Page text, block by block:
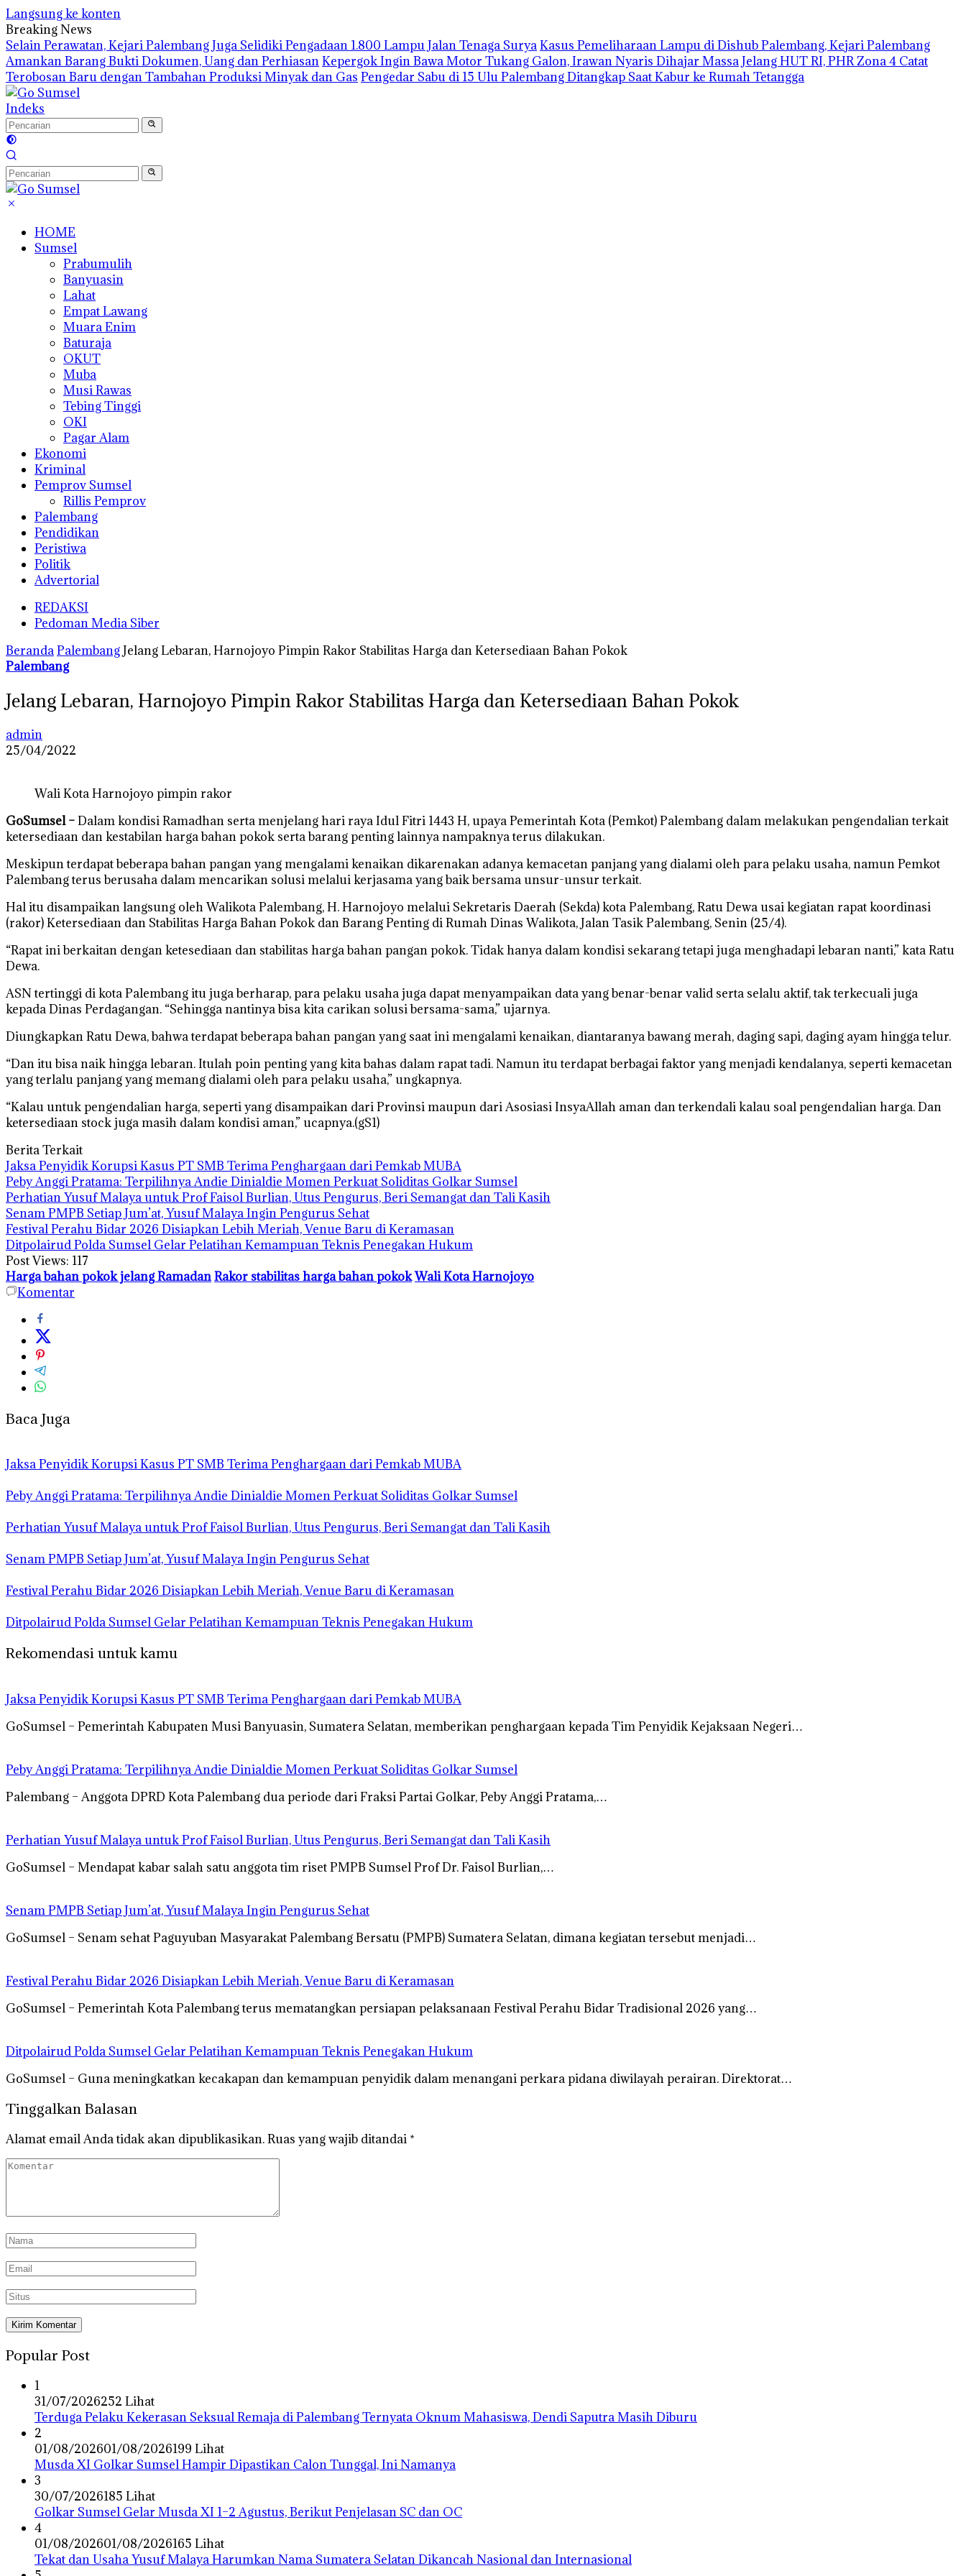
Langsung ke konten
Breaking News
Selain Perawatan, Kejari Palembang Juga Selidiki Pengadaan 1.800 Lampu Jalan Tenaga SuryaKasus Pemeliharaan Lampu di Dishub Palembang, Kejari Palembang
Amankan Barang Bukti Dokumen, Uang dan PerhiasanKepergok Ingin Bawa Motor Tukang Galon, Irawan Nyaris Dihajar MassaJelang HUT RI, PHR Zona 4 Catat
Terobosan Baru dengan Tambahan Produksi Minyak dan Gas Pengedar Sabu di 15 Ulu Palembang Ditangkap Saat Kabur ke Rumah Tetangga
Indeks
HOME
Sumsel
Prabumulih
Banyuasin
Lahat
Empat Lawang
Muara Enim
Baturaja
OKUT
Muba
Musi Rawas
Tebing Tinggi
OKI
Pagar Alam
Ekonomi
Kriminal
Pemprov Sumsel
Rillis Pemprov
Palembang
Pendidikan
Peristiwa
Politik
Advertorial
REDAKSI
Pedoman Media Siber
BerandaPalembangJelang Lebaran, Harnojoyo Pimpin Rakor Stabilitas Harga dan Ketersediaan Bahan Pokok
Palembang
Jelang Lebaran, Harnojoyo Pimpin Rakor Stabilitas Harga dan Ketersediaan Bahan Pokok
admin
25/04/2022
Wali Kota Harnojoyo pimpin rakor
GoSumsel –Dalam kondisi Ramadhan serta menjelang hari raya Idul Fitri 1443 H, upaya Pemerintah Kota (Pemkot) Palembang dalam melakukan pengendalian terkait
ketersediaan dan kestabilan harga bahan pokok serta barang penting lainnya nampaknya terus dilakukan.
Meskipun terdapat beberapa bahan pangan yang mengalami kenaikan dikarenakan adanya kemacetan panjang yang dialami oleh para pelaku usaha, namun Pemkot
Palembang terus berusaha dalam mencarikan solusi melalui kerjasama yang baik bersama unsur-unsur terkait.
Hal itu disampaikan langsung oleh Walikota Palembang, H. Harnojoyo melalui Sekretaris Daerah (Sekda) kota Palembang, Ratu Dewa usai kegiatan rapat koordinasi
(rakor) Ketersediaan dan Stabilitas Harga Bahan Pokok dan Barang Penting di Rumah Dinas Walikota, Jalan Tasik Palembang, Senin (25/4).
“Rapat ini berkaitan dengan ketesediaan dan stabilitas harga bahan pangan pokok. Tidak hanya dalam kondisi sekarang tetapi juga menghadapi lebaran nanti,” kata Ratu
Dewa.
ASN tertinggi di kota Palembang itu juga berharap, para pelaku usaha juga dapat menyampaikan data yang benar-benar valid serta selalu aktif, tak terkecuali juga
kepada Dinas Perdagangan. “Sehingga nantinya bisa kita carikan solusi bersama-sama,” ujarnya.
Diungkapkan Ratu Dewa, bahwa terdapat beberapa bahan pangan yang saat ini mengalami kenaikan, diantaranya bawang merah, daging sapi, daging ayam hingga telur.
“Dan itu bisa naik hingga lebaran. Itulah poin penting yang kita bahas dalam rapat tadi. Namun itu terdapat berbagai faktor yang menjadi kendalanya, seperti kemacetan
yang terlalu panjang yang memang dialami oleh para pelaku usaha,” ungkapnya.
“Kalau untuk pengendalian harga, seperti yang disampaikan dari Provinsi maupun dari Asosiasi InsyaAllah aman dan terkendali kalau soal pengendalian harga. Dan
ketersediaan stock juga masih dalam kondisi aman,” ucapnya.(gS1)
Berita Terkait
Jaksa Penyidik Korupsi Kasus PT SMB Terima Penghargaan dari Pemkab MUBA
Peby Anggi Pratama: Terpilihnya Andie Dinialdie Momen Perkuat Soliditas Golkar Sumsel
Perhatian Yusuf Malaya untuk Prof Faisol Burlian, Utus Pengurus, Beri Semangat dan Tali Kasih
Senam PMPB Setiap Jum’at, Yusuf Malaya Ingin Pengurus Sehat
Festival Perahu Bidar 2026 Disiapkan Lebih Meriah, Venue Baru di Keramasan
Ditpolairud Polda Sumsel Gelar Pelatihan Kemampuan Teknis Penegakan Hukum
Post Views: 117
Harga bahan pokok jelang RamadanRakor stabilitas harga bahan pokokWali Kota Harnojoyo
Komentar
Baca Juga
Jaksa Penyidik Korupsi Kasus PT SMB Terima Penghargaan dari Pemkab MUBA
Peby Anggi Pratama: Terpilihnya Andie Dinialdie Momen Perkuat Soliditas Golkar Sumsel
Perhatian Yusuf Malaya untuk Prof Faisol Burlian, Utus Pengurus, Beri Semangat dan Tali Kasih
Senam PMPB Setiap Jum’at, Yusuf Malaya Ingin Pengurus Sehat
Festival Perahu Bidar 2026 Disiapkan Lebih Meriah, Venue Baru di Keramasan
Ditpolairud Polda Sumsel Gelar Pelatihan Kemampuan Teknis Penegakan Hukum
Rekomendasi untuk kamu
Jaksa Penyidik Korupsi Kasus PT SMB Terima Penghargaan dari Pemkab MUBA
GoSumsel – Pemerintah Kabupaten Musi Banyuasin, Sumatera Selatan, memberikan penghargaan kepada Tim Penyidik Kejaksaan Negeri…
Peby Anggi Pratama: Terpilihnya Andie Dinialdie Momen Perkuat Soliditas Golkar Sumsel
Palembang – Anggota DPRD Kota Palembang dua periode dari Fraksi Partai Golkar, Peby Anggi Pratama,…
Perhatian Yusuf Malaya untuk Prof Faisol Burlian, Utus Pengurus, Beri Semangat dan Tali Kasih
GoSumsel – Mendapat kabar salah satu anggota tim riset PMPB Sumsel Prof Dr. Faisol Burlian,…
Senam PMPB Setiap Jum’at, Yusuf Malaya Ingin Pengurus Sehat
GoSumsel – Senam sehat Paguyuban Masyarakat Palembang Bersatu (PMPB) Sumatera Selatan, dimana kegiatan tersebut menjadi…
Festival Perahu Bidar 2026 Disiapkan Lebih Meriah, Venue Baru di Keramasan
GoSumsel – Pemerintah Kota Palembang terus mematangkan persiapan pelaksanaan Festival Perahu Bidar Tradisional 2026 yang…
Ditpolairud Polda Sumsel Gelar Pelatihan Kemampuan Teknis Penegakan Hukum
GoSumsel – Guna meningkatkan kecakapan dan kemampuan penyidik dalam menangani perkara pidana diwilayah perairan. Direktorat…
Tinggalkan Balasan
Alamat email Anda tidak akan dipublikasikan.Ruas yang wajib ditandai *
Popular Post
1
31/07/2026252 Lihat
Terduga Pelaku Kekerasan Seksual Remaja di Palembang Ternyata Oknum Mahasiswa, Dendi Saputra Masih Diburu
2
01/08/202601/08/2026199 Lihat
Musda XI Golkar Sumsel Hampir Dipastikan Calon Tunggal, Ini Namanya
3
30/07/2026185 Lihat
Golkar Sumsel Gelar Musda XI 1–2 Agustus, Berikut Penjelasan SC dan OC
4
01/08/202601/08/2026165 Lihat
Tekat dan Usaha Yusuf Malaya Harumkan Nama Sumatera Selatan Dikancah Nasional dan Internasional